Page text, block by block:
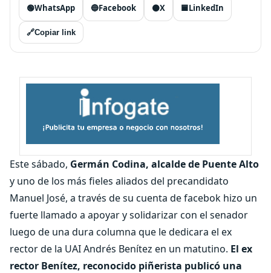
🟢WhatsApp 🔵Facebook ⚫X 🟦LinkedIn
🔗Copiar link
Este sábado, Germán Codina, alcalde de Puente Alto
y uno de los más fieles aliados del precandidato
Manuel José, a través de su cuenta de facebok hizo un
fuerte llamado a apoyar y solidarizar con el senador
luego de una dura columna que le dedicara el ex
rector de la UAI Andrés Benítez en un matutino. El ex
rector Benítez, reconocido piñerista publicó una